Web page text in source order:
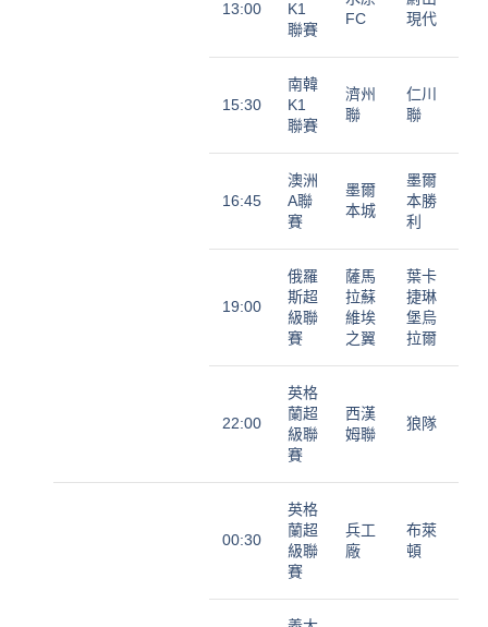
13:00
K1
聯賽
FC
現代
15:30
南韓
K1
聯賽
濟州
聯
仁川
聯
16:45
澳洲
A聯
賽
墨爾
本城
墨爾
本勝
利
19:00
俄羅
斯超
級聯
賽
薩馬
拉蘇
維埃
之翼
葉卡
捷琳
堡烏
拉爾
22:00
英格
蘭超
級聯
賽
西漢
姆聯
狼隊
00:30
英格
蘭超
級聯
賽
兵工
廠
布萊
頓